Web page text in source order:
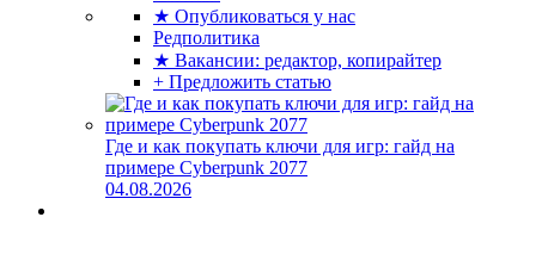
★ Опубликоваться у нас
Редполитика
★ Вакансии: редактор, копирайтер
+ Предложить статью
Где и как покупать ключи для игр: гайд на
примере Cyberpunk 2077
04.08.2026